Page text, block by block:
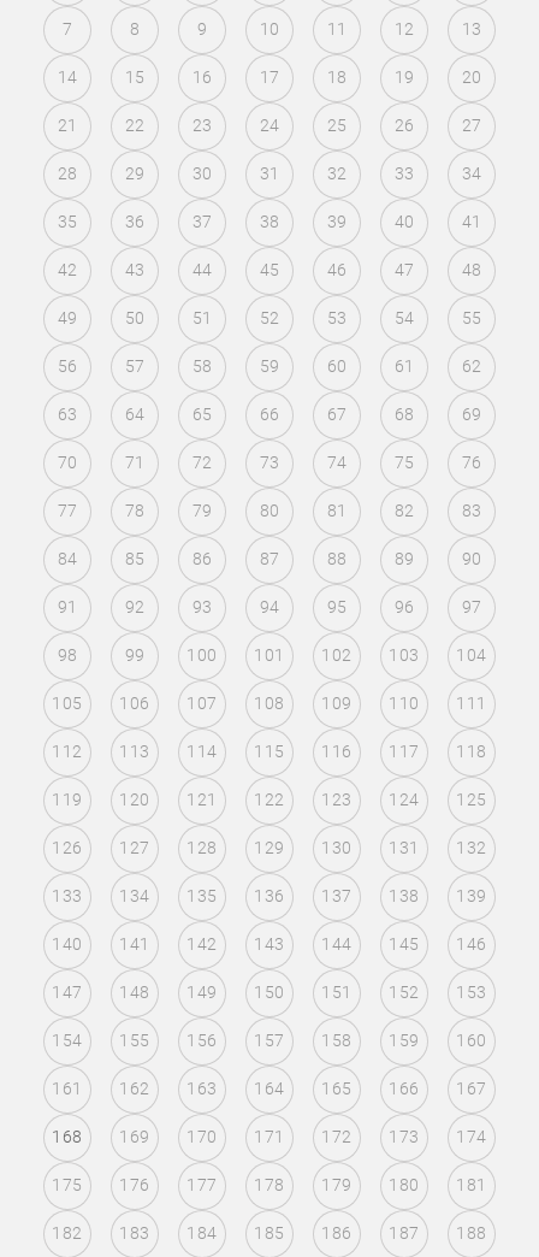
7 8 9 10 11 12 13
14 15 16 17 18 19 20
21 22 23 24 25 26 27
28 29 30 31 32 33 34
35 36 37 38 39 40 41
42 43 44 45 46 47 48
49 50 51 52 53 54 55
56 57 58 59 60 61 62
63 64 65 66 67 68 69
70 71 72 73 74 75 76
77 78 79 80 81 82 83
84 85 86 87 88 89 90
91 92 93 94 95 96 97
98 99 100 101 102 103 104
105 106 107 108 109 110 111
112 113 114 115 116 117 118
119 120 121 122 123 124 125
126 127 128 129 130 131 132
133 134 135 136 137 138 139
140 141 142 143 144 145 146
147 148 149 150 151 152 153
154 155 156 157 158 159 160
161 162 163 164 165 166 167
168 169 170 171 172 173 174
175 176 177 178 179 180 181
182 183 184 185 186 187 188